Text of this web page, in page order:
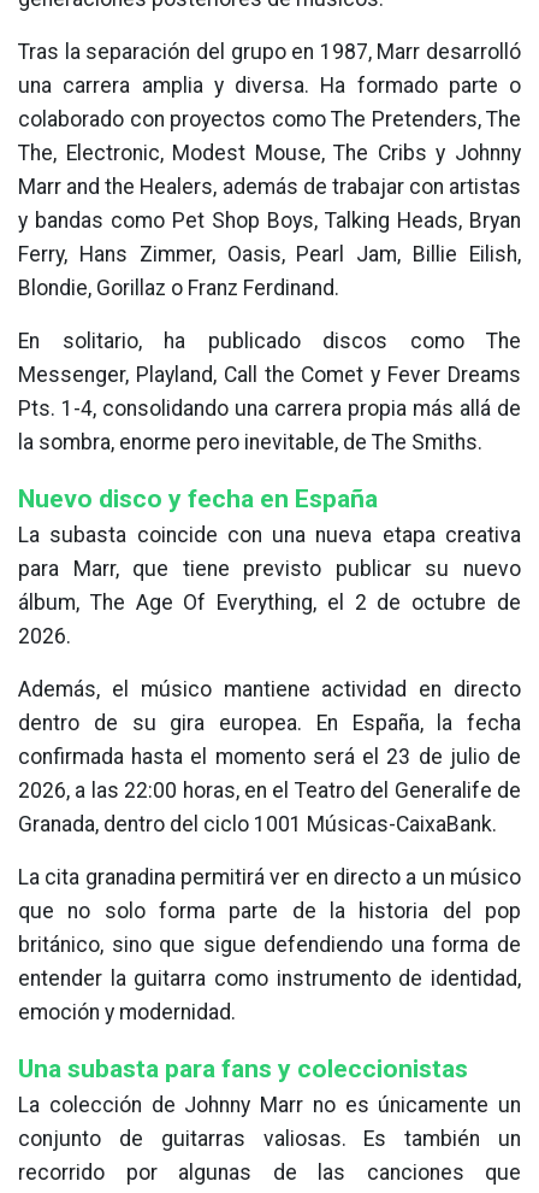
Tras la separación del grupo en 1987, Marr desarrolló
una carrera amplia y diversa. Ha formado parte o
colaborado con proyectos como The Pretenders, The
The, Electronic, Modest Mouse, The Cribs y Johnny
Marr and the Healers, además de trabajar con artistas
y bandas como Pet Shop Boys, Talking Heads, Bryan
Ferry, Hans Zimmer, Oasis, Pearl Jam, Billie Eilish,
Blondie, Gorillaz o Franz Ferdinand.
En solitario, ha publicado discos como The
Messenger, Playland, Call the Comet y Fever Dreams
Pts. 1-4, consolidando una carrera propia más allá de
la sombra, enorme pero inevitable, de The Smiths.
Nuevo disco y fecha en España
La subasta coincide con una nueva etapa creativa
para Marr, que tiene previsto publicar su nuevo
álbum, The Age Of Everything, el 2 de octubre de
2026.
Además, el músico mantiene actividad en directo
dentro de su gira europea. En España, la fecha
confirmada hasta el momento será el 23 de julio de
2026, a las 22:00 horas, en el Teatro del Generalife de
Granada, dentro del ciclo 1001 Músicas-CaixaBank.
La cita granadina permitirá ver en directo a un músico
que no solo forma parte de la historia del pop
británico, sino que sigue defendiendo una forma de
entender la guitarra como instrumento de identidad,
emoción y modernidad.
Una subasta para fans y coleccionistas
La colección de Johnny Marr no es únicamente un
conjunto de guitarras valiosas. Es también un
recorrido por algunas de las canciones que